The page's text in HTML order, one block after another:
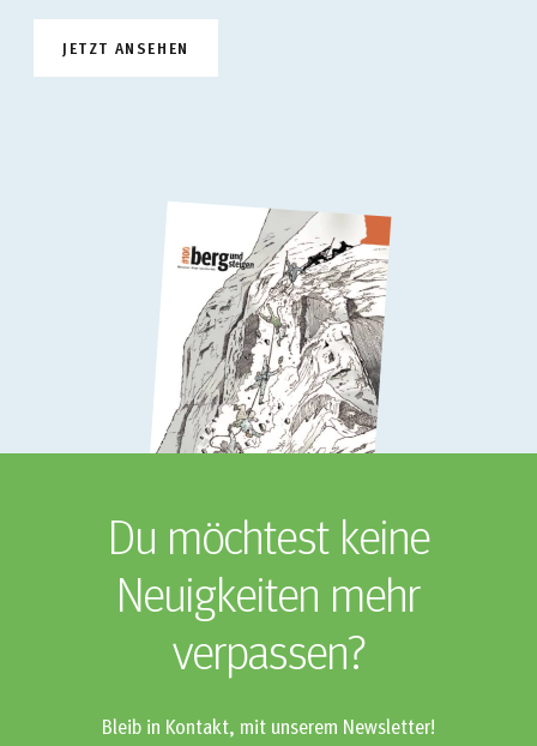
JETZT ANSEHEN
Du möchtest keine
Neuigkeiten mehr
verpassen?
Bleib in Kontakt, mit unserem Newsletter!